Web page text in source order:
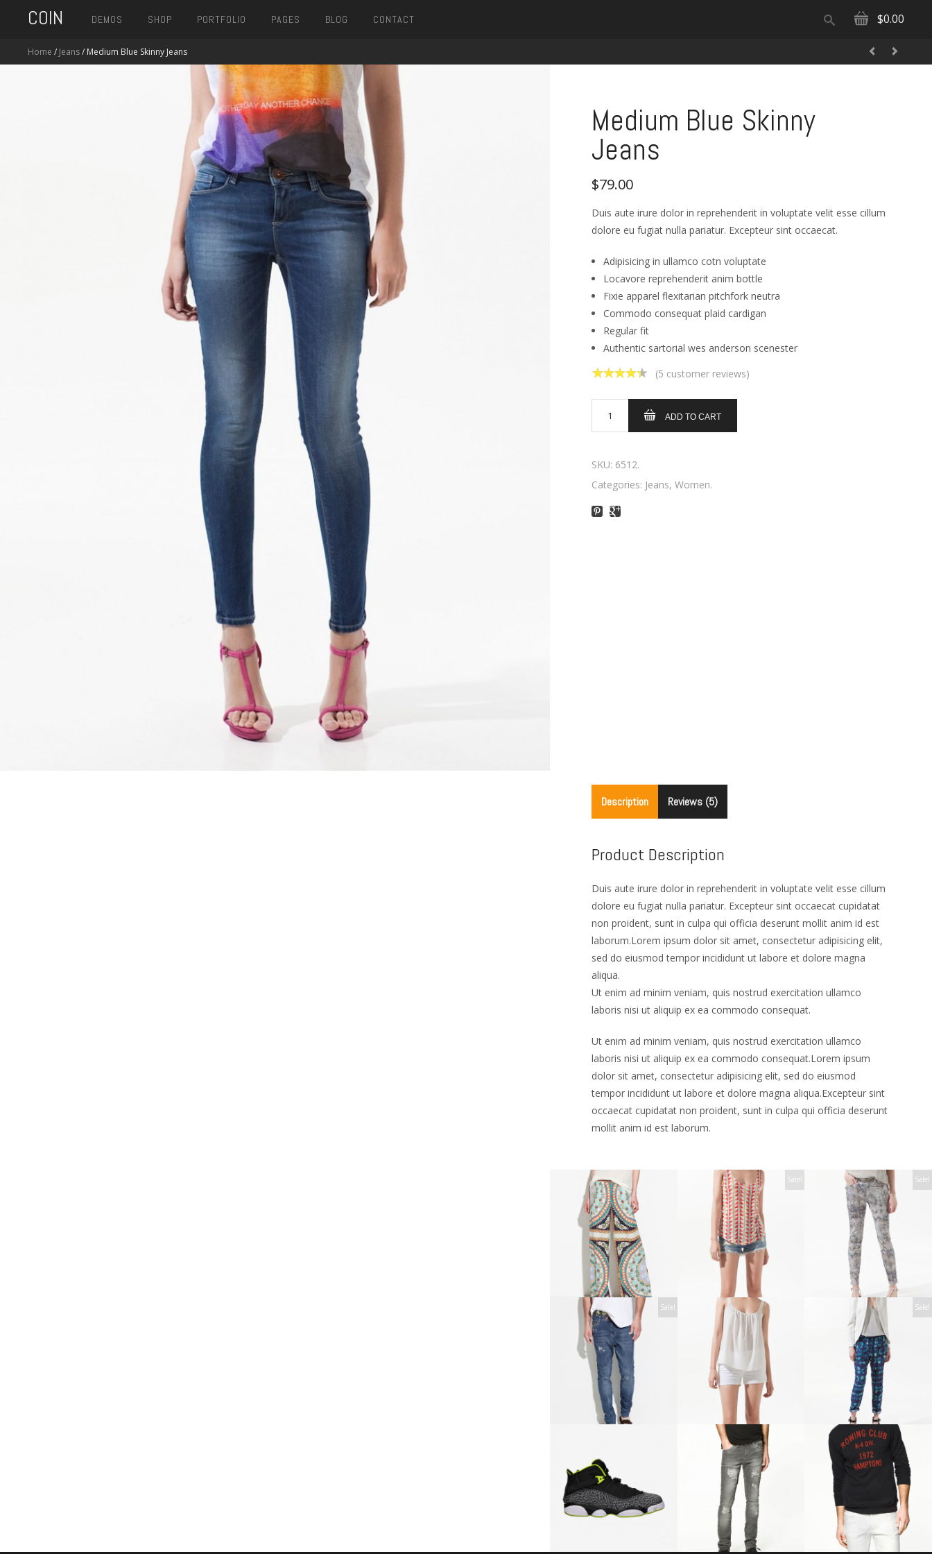
COIN DEMOS SHOP PORTFOLIO PAGES BLOG CONTACT $0.00
Home / Jeans/ Medium Blue Skinny Jeans
Medium Blue Skinny
Jeans
$79.00
Duis aute irure dolor in reprehenderit in voluptate velit esse cillum
dolore eu fugiat nulla pariatur. Excepteur sint occaecat.
Adipisicing in ullamco cotn voluptate
Locavore reprehenderit anim bottle
Fixie apparel flexitarian pitchfork neutra
Commodo consequat plaid cardigan
Regular fit
Authentic sartorial wes anderson scenester
(5 customer reviews)
ADD TO CART
SKU: 6512.
Categories: Jeans,Women.
Description Reviews (5)
Product Description
Duis aute irure dolor in reprehenderit in voluptate velit esse cillum
dolore eu fugiat nulla pariatur. Excepteur sint occaecat cupidatat
non proident, sunt in culpa qui officia deserunt mollit anim id est
laborum.Lorem ipsum dolor sit amet, consectetur adipisicing elit,
sed do eiusmod tempor incididunt ut labore et dolore magna
aliqua.
Ut enim ad minim veniam, quis nostrud exercitation ullamco
laboris nisi ut aliquip ex ea commodo consequat.
Ut enim ad minim veniam, quis nostrud exercitation ullamco
laboris nisi ut aliquip ex ea commodo consequat.Lorem ipsum
dolor sit amet, consectetur adipisicing elit, sed do eiusmod
tempor incididunt ut labore et dolore magna aliqua.Excepteur sint
occaecat cupidatat non proident, sunt in culpa qui officia deserunt
mollit anim id est laborum.
Sale! Sale!
Sale! Sale!